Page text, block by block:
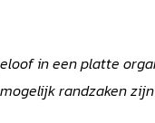
in een platte
randzaken